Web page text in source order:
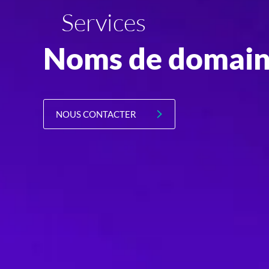
Services
Noms de
NOUS CONTACTER